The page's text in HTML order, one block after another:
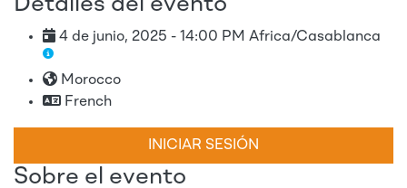
Sobre el evento
4 de junio, 2025 - 14:00 PM Africa/Casablanca
Morocco
French
INICIAR SESIÓN